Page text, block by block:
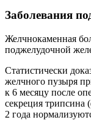
Заболевания
Желчнокаменная
поджелудочной
Статистически
желчного пузыря
к 6 месяцу после
секреция трипсина
2 года